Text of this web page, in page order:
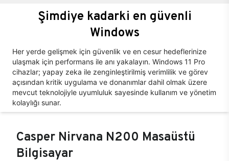
Şimdiye kadarki en güvenli
Windows
Her yerde gelişmek için güvenlik ve en cesur hedeflerinize
ulaşmak için performans ile anı yakalayın. Windows 11 Pro
cihazlar; yapay zeka ile zenginleştirilmiş verimlilik ve görev
açısından kritik uygulama ve donanımlar dahil olmak üzere
mevcut teknolojiyle uyumluluk sayesinde kullanım ve yönetim
kolaylığı sunar.
Casper Nirvana N200 Masaüstü
Bilgisayar